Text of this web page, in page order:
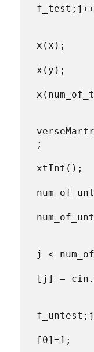
Matrix
x(x);
Matrix
x(y);
Matrix
//
;
xtInt();
for
for
j <
[j] =
for
[0]=1;